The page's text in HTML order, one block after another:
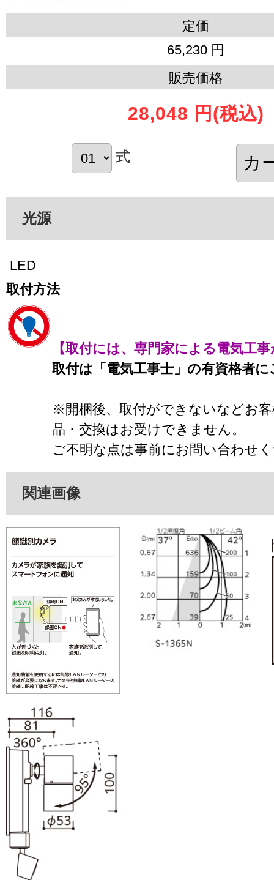
定価
65,230 円
販売価格
28,048 円 (税込)
式
光源
LED
取付方法
【取付には、専門家による電気工
取付は「電気工事士」の有資格者
※開梱後、取付ができないなどお
品・交換はお受けできません。
ご不明な点は事前にお問い合わせ
関連画像